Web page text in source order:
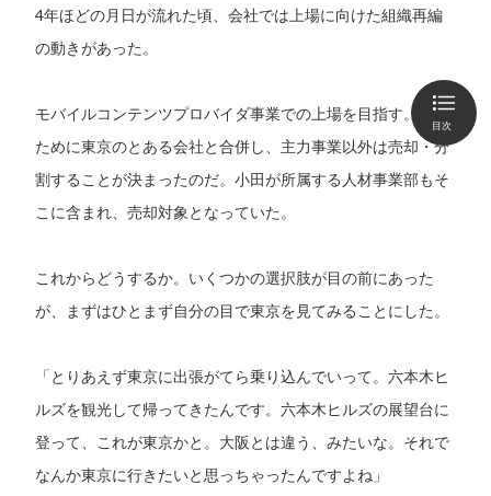
目次
4年ほどの月日が流れた頃、会社では上場に向けた組織再編
の動きがあった。
モバイルコンテンツプロバイダ事業での上場を目指す。その
ために東京のとある会社と合併し、主力事業以外は売却・分
割することが決まったのだ。小田が所属する人材事業部もそ
こに含まれ、売却対象となっていた。
これからどうするか。いくつかの選択肢が目の前にあった
が、まずはひとまず自分の目で東京を見てみることにした。
「とりあえず東京に出張がてら乗り込んでいって。六本木ヒ
ルズを観光して帰ってきたんです。六本木ヒルズの展望台に
登って、これが東京かと。大阪とは違う、みたいな。それで
なんか東京に行きたいと思っちゃったんですよね」